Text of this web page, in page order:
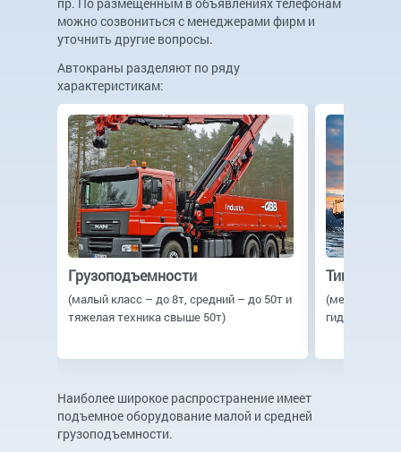
можно созвониться с менеджерами фирм и
уточнить другие вопросы.
Автокраны разделяют по ряду
характеристикам:
Грузоподъемности
(малый класс – до 8т, средний – до 50т и
тяжелая техника свыше 50т)
Типу
(механика,
Наиболее широкое распространение имеет
подъемное оборудование малой и средней
грузоподъемности.